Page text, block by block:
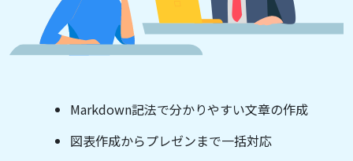
Markdown記法で分かりやすい文章の作成
図表作成からプレゼンまで一括対応